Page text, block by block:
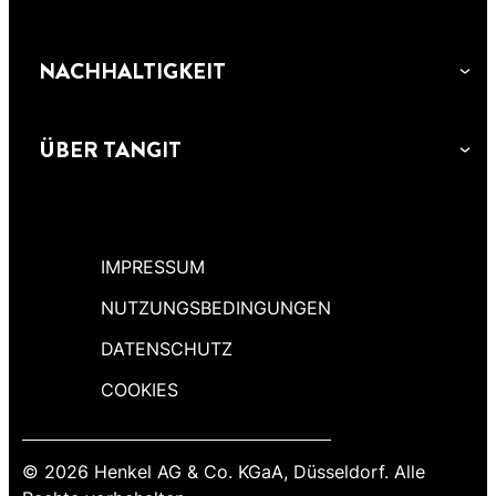
NACHHALTIGKEIT
ÜBER TANGIT
IMPRESSUM
NUTZUNGSBEDINGUNGEN
DATENSCHUTZ
COOKIES
© 2026 Henkel AG & Co. KGaA, Düsseldorf. Alle